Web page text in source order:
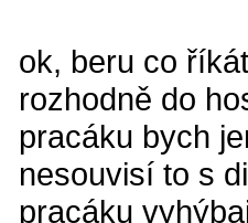
ok, beru co
rozhodně do
pracáku bych
nesouvisí to s
pracáku